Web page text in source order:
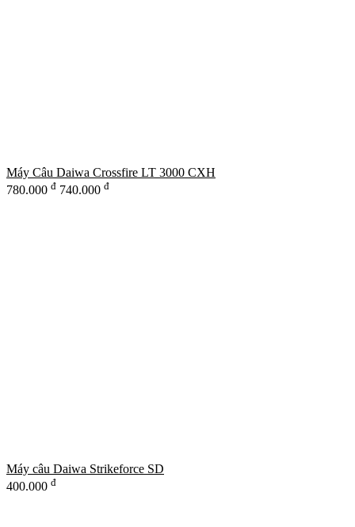
Máy Câu Daiwa Crossfire LT 3000 CXH
780.000 đ 740.000 đ
Máy câu Daiwa Strikeforce SD
400.000 đ